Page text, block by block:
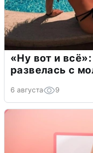
«Ну вот и
развелась с
6 августа 9